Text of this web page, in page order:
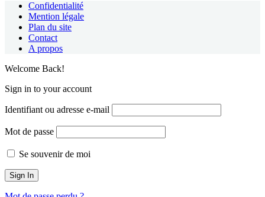
Confidentialité
Mention légale
Plan du site
Contact
A propos
Welcome Back!
Sign in to your account
Identifiant ou adresse e-mail
Mot de passe
Se souvenir de moi